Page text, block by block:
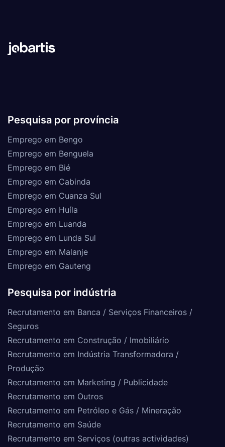
Pesquisa por província
Emprego em Bengo
Emprego em Benguela
Emprego em Bié
Emprego em Cabinda
Emprego em Cuanza Sul
Emprego em Huíla
Emprego em Luanda
Emprego em Lunda Sul
Emprego em Malanje
Emprego em Gauteng
Pesquisa por indústria
Recrutamento em Banca / Serviços Financeiros /
Seguros
Recrutamento em Construção / Imobiliário
Recrutamento em Indústria Transformadora /
Produção
Recrutamento em Marketing / Publicidade
Recrutamento em Outros
Recrutamento em Petróleo e Gás / Mineração
Recrutamento em Saúde
Recrutamento em Serviços (outras actividades)